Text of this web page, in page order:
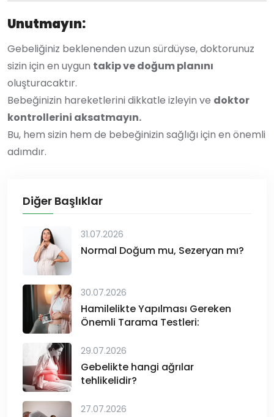
Unutmayın:
Gebeliğiniz beklenenden uzun sürdüyse, doktorunuz
sizin için en uygun takip ve doğum planını
oluşturacaktır.
Bebeğinizin hareketlerini dikkatle izleyin ve doktor
kontrollerini aksatmayın.
Bu, hem sizin hem de bebeğinizin sağlığı için en önemli
adımdır.
Diğer Başlıklar
31.07.2026
Normal Doğum mu, Sezeryan mı?
30.07.2026
Hamilelikte Yapılması Gereken
Önemli Tarama Testleri:
29.07.2026
Gebelikte hangi ağrılar
tehlikelidir?
27.07.2026